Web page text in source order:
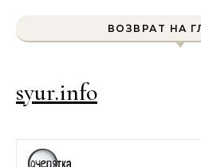
ВОЗВРАТ НА
syur.info